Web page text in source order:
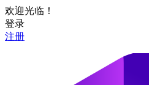
欢迎光临！
登录
注册